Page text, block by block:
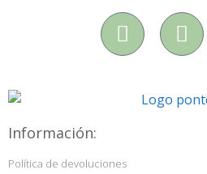
Información:
Política de devoluciones